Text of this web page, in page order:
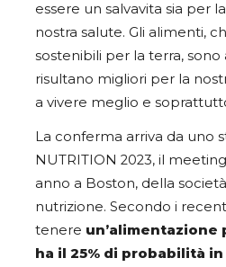
essere un salvavita sia per
nostra salute. Gli alimenti,
sostenibili per la terra,
risultano migliori per la
a vivere meglio e
La conferma arriva da uno
NUTRITION 2023, il
anno a Boston, della
nutrizione. Secondo i
tenere
ha il 25% di probabilità